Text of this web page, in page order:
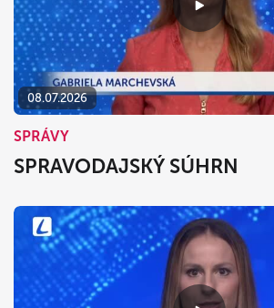
08.07.2026
SPRÁVY
SPRAVODAJSKÝ SÚHRN